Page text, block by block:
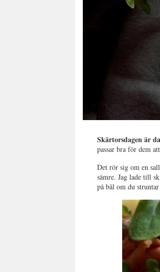
Skärtorsdagen är
passar bra för dem
Det rör sig om en
sämre. Jag lade till
på bål om du